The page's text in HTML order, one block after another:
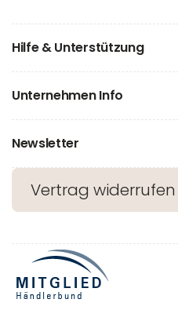
Hilfe & Unterstützung
Unternehmen Info
Newsletter
Vertrag widerrufen